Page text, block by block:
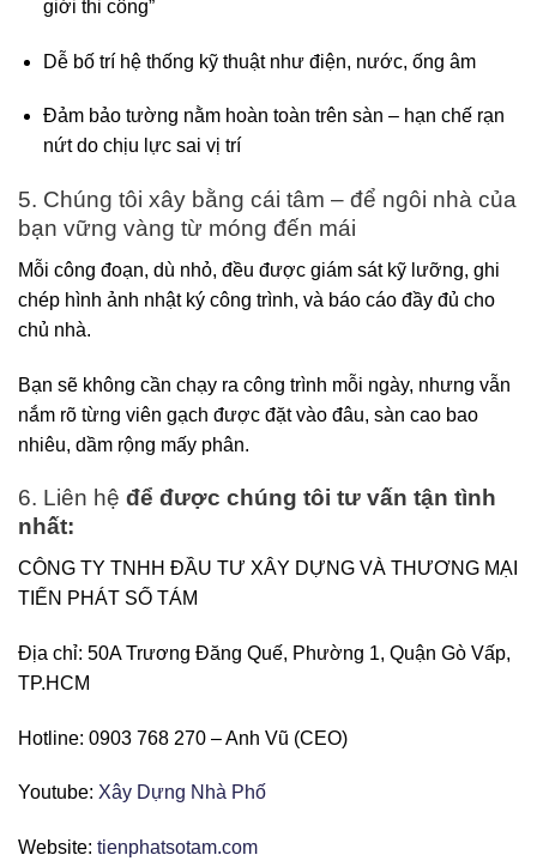
giới thi công”
Dễ bố trí hệ thống kỹ thuật như điện, nước, ống âm
Đảm bảo tường nằm hoàn toàn trên sàn – hạn chế rạn
nứt do chịu lực sai vị trí
5. Chúng tôi xây bằng cái tâm – để ngôi nhà của
bạn vững vàng từ móng đến mái
Mỗi công đoạn, dù nhỏ, đều được giám sát kỹ lưỡng, ghi
chép hình ảnh nhật ký công trình, và báo cáo đầy đủ cho
chủ nhà.
Bạn sẽ không cần chạy ra công trình mỗi ngày, nhưng vẫn
nắm rõ từng viên gạch được đặt vào đâu, sàn cao bao
nhiêu, dầm rộng mấy phân.
6. Liên hệ để được chúng tôi tư vấn tận tình
nhất:
CÔNG TY TNHH ĐẦU TƯ XÂY DỰNG VÀ THƯƠNG MẠI
TIẾN PHÁT SỐ TÁM
Địa chỉ: 50A Trương Đăng Quế, Phường 1, Quận Gò Vấp,
TP.HCM
Hotline: 0903 768 270 – Anh Vũ (CEO)
Youtube: Xây Dựng Nhà Phố
Website: tienphatsotam.com